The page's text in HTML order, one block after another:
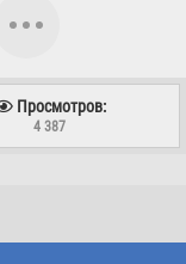
Просмотров:
4 387